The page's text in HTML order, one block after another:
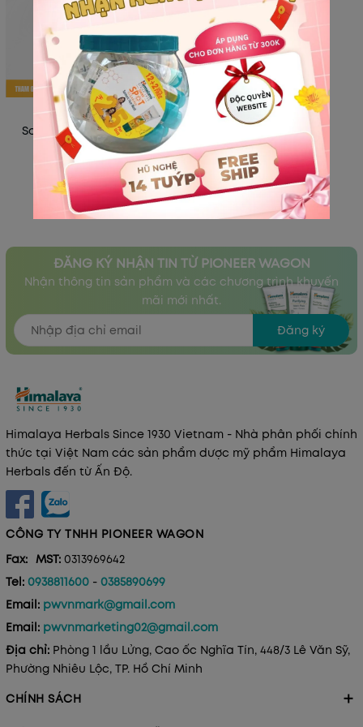
HIMALAYA HERBALS
Son Dưỡng Môi Lip Balm
10gm
83.000₫ 98.000₫ -15%
ĐĂNG KÝ NHẬN TIN TỪ PIONEER WAGON
Nhận thông tin sản phẩm và các chương trình khuyến
mãi mới nhất.
Đăng ký
Himalaya Herbals Since 1930 Vietnam - Nhà phân phối chính
thức tại Việt Nam các sản phẩm dược mỹ phẩm Himalaya
Herbals đến từ Ấn Độ.
CÔNG TY TNHH PIONEER WAGON
Fax: MST: 0313969642
Tel: 0938811600 - 0385890699
Email: pwvnmark@gmail.com
Email: pwvnmarketing02@gmail.com
Địa chỉ: Phòng 1 lầu Lửng, Cao ốc Nghĩa Tín, 448/3 Lê Văn Sỹ,
Phường Nhiêu Lộc, TP. Hồ Chí Minh
CHÍNH SÁCH